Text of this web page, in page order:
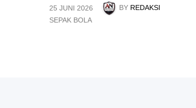
25 JUNI 2026 BY REDAKSI
P
SEPAK BOLA